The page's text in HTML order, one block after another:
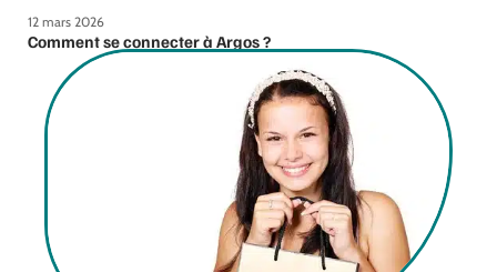
12 mars 2026
Comment se connecter à Argos ?